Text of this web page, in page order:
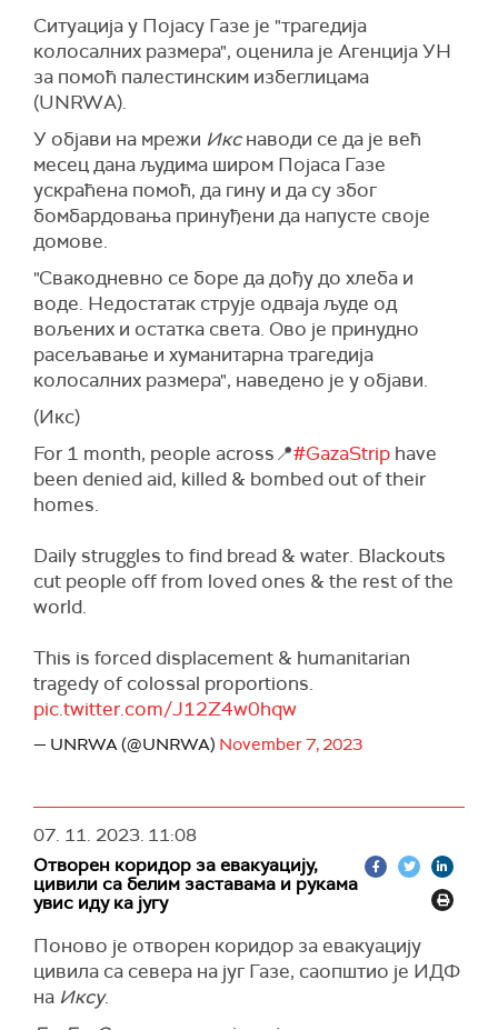
Наводи се да ће болница бити постављена у
више фаза, без прецизирања тачног
распореда.
Уједињени Арапски Емирати су раније
саопштили да ц́е пружити 20 милиона долара
помоцћи палестинском народу и примити око
1.000 палестинске деце, заједно са њиховим
породицама, у УАЕ на лечење.
(Танјуг/АП)
Ситуација у Појасу Газе је "трагедија
колосалних размера", оценила је Агенција УН
за помоћ палестинским избеглицама
(UNRWА).
У објави на мрежи Икснаводи се да је већ
месец дана људима широм Појаса Газе
ускраћена помоћ, да гину и да су због
бомбардовања принуђени да напусте своје
домове.
"Свакодневно се боре да дођу до хлеба и
воде. Недостатак струје одваја људе од
вољених и остатка света. Ово је принудно
расељавање и хуманитарна трагедија
колосалних размера", наведено је у објави.
(Икс)
For 1 month, people across📍#GazaStrip have
been denied aid, killed & bombed out of their
homes.
Daily struggles to find bread & water. Blackouts
cut people off from loved ones & the rest of the
world.
This is forced displacement & humanitarian
tragedy of colossal proportions.
pic.twitter.com/J12Z4w0hqw
— UNRWA (@UNRWA) November 7, 2023
07. 11. 2023. 11:08
Отворен коридор за евакуацију,
цивили са белим заставама и рукама
увис иду ка југу
Поново је отворен коридор за евакуацију
цивила са севера на југ Газе, саопштио је ИДФ
на Иксу.